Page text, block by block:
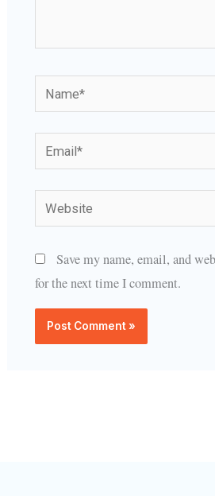
Name*
Email*
Website
Save my name, email, and
for the next time I comment.